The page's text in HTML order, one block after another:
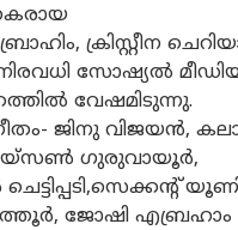
ക്രിസ്റ്റീന
സോഷ്യൽ
വേഷമിടുന്നു.
ജിനു വിജയൻ,
ഗുരുവായൂർ,
ജോഷി എബ്രഹാം